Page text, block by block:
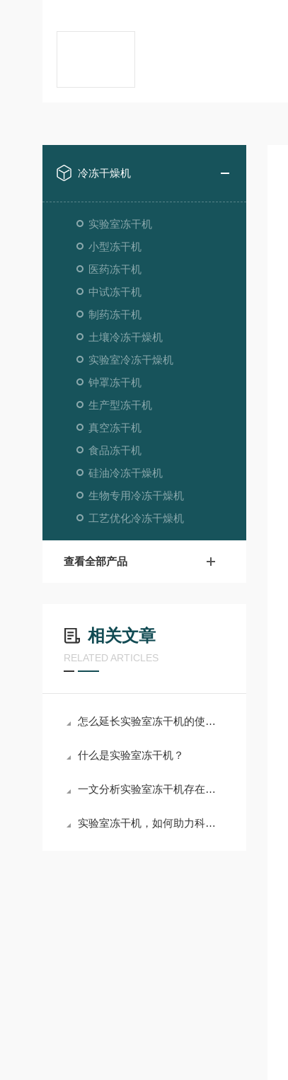
冷冻干燥机
实验室冻干机
小型冻干机
医药冻干机
中试冻干机
制药冻干机
土壤冷冻干燥机
实验室冷冻干燥机
钟罩冻干机
生产型冻干机
真空冻干机
食品冻干机
硅油冷冻干燥机
生物专用冷冻干燥机
工艺优化冷冻干燥机
查看全部产品
相关文章
RELATED ARTICLES
怎么延长实验室冻干机的使用寿命
什么是实验室冻干机？
一文分析实验室冻干机存在的意义
实验室冻干机，如何助力科研新突破？